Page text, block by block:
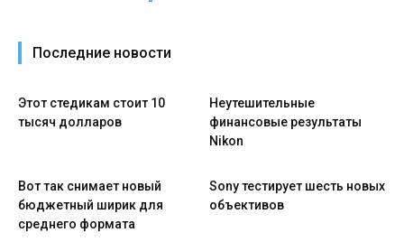
Последние новости
Этот стедикам стоит 10
тысяч долларов
Неутешительные
финансовые результаты
Nikon
Вот так снимает новый
бюджетный ширик для
среднего формата
Sony тестирует шесть новых
объективов